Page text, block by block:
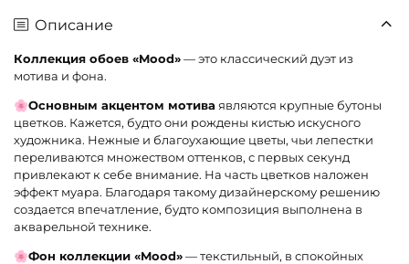
Описание
Коллекция обоев «Mood»— это классический дуэт из
мотива и фона.
🌸Основным акцентом мотива являются крупные бутоны
цветков. Кажется, будто они рождены кистью искусного
художника. Нежные и благоухающие цветы, чьи лепестки
переливаются множеством оттенков, с первых секунд
привлекают к себе внимание. На часть цветков наложен
эффект муара. Благодаря такому дизайнерскому решению
создается впечатление, будто композиция выполнена в
акварельной технике.
🌸Фон коллекции «Mood»— текстильный, в спокойных